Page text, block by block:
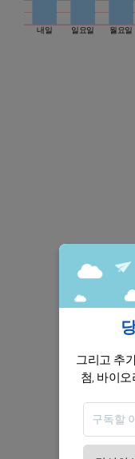
내일 일요일 월요일
그리고 추
첨, 바이